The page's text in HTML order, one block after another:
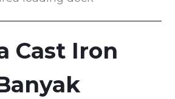
Cast Iron